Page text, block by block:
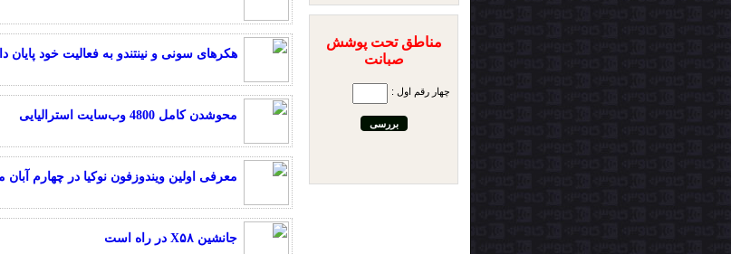
هکرهای سونی و نینتندو به فعالیت خود پایان
محوشدن کامل 4800 وب‌سایت استرالیایی
معرفی اولین ویندوزفون نوکیا در چهارم آبان
جانشین X۵۸ در راه است
مناطق تحت پوشش
صبانت
چهار رقم اول :